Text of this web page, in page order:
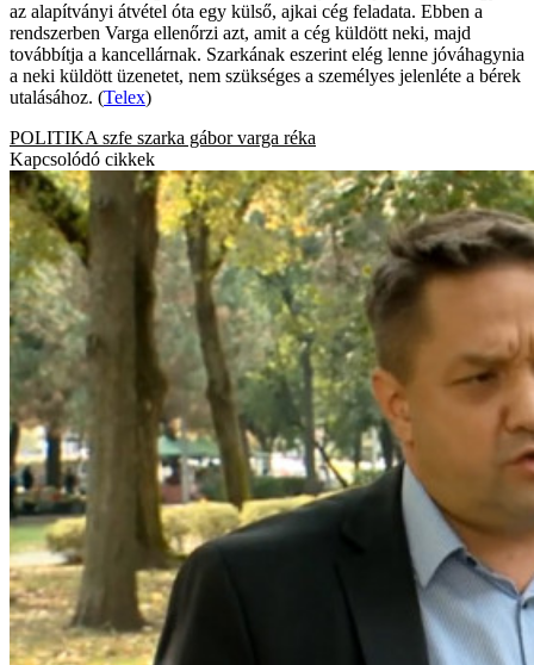
az alapítványi átvétel óta egy külső, ajkai cég feladata. Ebben a
rendszerben Varga ellenőrzi azt, amit a cég küldött neki, majd
továbbítja a kancellárnak. Szarkának eszerint elég lenne jóváhagynia
a neki küldött üzenetet, nem szükséges a személyes jelenléte a bérek
utalásához. (Telex)
POLITIKA szfe szarka gábor varga réka
Kapcsolódó cikkek